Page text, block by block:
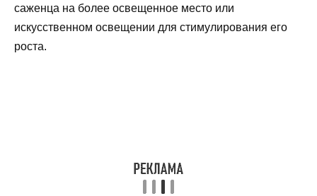
саженца на более освещенное место или
искусственном освещении для стимулирования его
роста.